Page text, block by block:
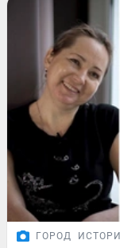
ГОРОД